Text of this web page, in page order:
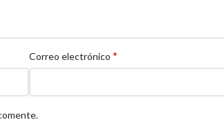
Correo electrónico *